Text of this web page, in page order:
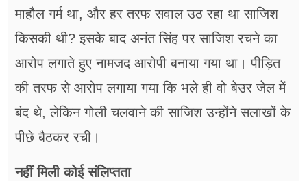
माहौल गर्म था, और हर तरफ सवाल उठ रहा था साजिश
किसकी थी? इसके बाद अनंत सिंह पर साजिश रचने का
आरोप लगाते हुए नामजद आरोपी बनाया गया था। पीड़ित
की तरफ से आरोप लगाया गया कि भले ही वो बेउर जेल में
बंद थे, लेकिन गोली चलवाने की साजिश उन्होंने सलाखों के
पीछे बैठकर रची।
नहीं मिली कोई संलिप्तता